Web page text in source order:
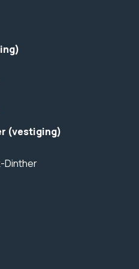
(vestiging)
Dinther